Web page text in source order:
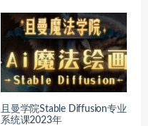
且曼学院Stable Diffusion专业
系统课2023年